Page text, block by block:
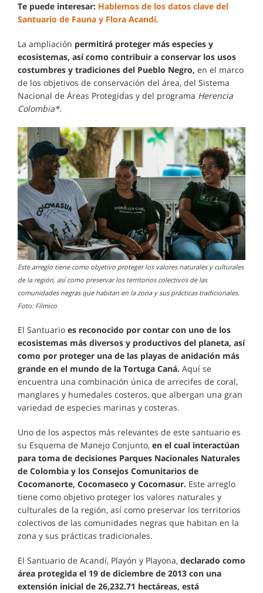
Te puede interesar: Hablemos de los datos clave del
Santuario de Fauna y Flora Acandí.
La ampliación permitirá proteger más especies y
ecosistemas, así como contribuir a conservar los usos
costumbres y tradiciones del Pueblo Negro, en el marco
de los objetivos de conservación del área, del Sistema
Nacional de Áreas Protegidas y del programa Herencia
Colombia*.
Este arreglo tiene como objetivo proteger los valores naturales y culturales
de la región, así como preservar los territorios colectivos de las
comunidades negras que habitan en la zona y sus prácticas tradicionales.
Foto: Fílmico
El Santuario es reconocido por contar con uno de los
ecosistemas más diversos y productivos del planeta, así
como por proteger una de las playas de anidación más
grande en el mundo de la Tortuga Caná. Aquí se
encuentra una combinación única de arrecifes de coral,
manglares y humedales costeros, que albergan una gran
variedad de especies marinas y costeras.
Uno de los aspectos más relevantes de este santuario es
su Esquema de Manejo Conjunto, en el cual interactúan
para toma de decisiones Parques Nacionales Naturales
de Colombia y los Consejos Comunitarios de
Cocomanorte, Cocomaseco y Cocomasur. Este arreglo
tiene como objetivo proteger los valores naturales y
culturales de la región, así como preservar los territorios
colectivos de las comunidades negras que habitan en la
zona y sus prácticas tradicionales.
El Santuario de Acandí, Playón y Playona, declarado como
área protegida el 19 de diciembre de 2013 con una
extensión inicial de 26,232.71 hectáreas, está